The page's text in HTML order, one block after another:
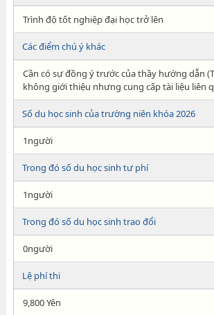
Trình độ tốt nghiệp đại học trở lên
Các điểm chú ý khác
Cần có sự đồng ý trước của thầy hướng dẫn
không giới thiệu nhưng cung cấp tài liệu liên
Số du học sinh của trường niên khóa 2026
1người
Trong đó số du học sinh tư phí
1người
Trong đó số du học sinh trao đổi
0người
Lệ phí thi
9,800 Yên